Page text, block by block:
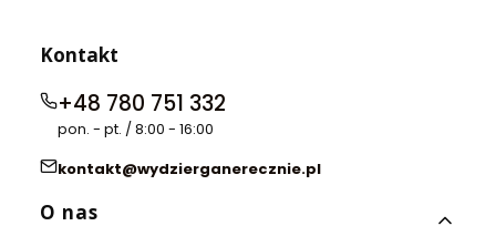
Kontakt
+48 780 751 332
pon. - pt. / 8:00 - 16:00
kontakt@wydzierganerecznie.pl
Linki w stopce
O nas